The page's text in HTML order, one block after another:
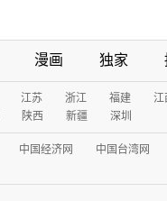
漫画 独家
江苏 浙江 福建 江
陕西 新疆 深圳
中国经济网 中国台湾网